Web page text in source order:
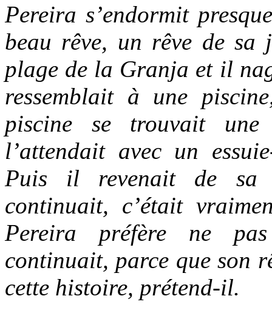
Pereira s’endormit
beau rêve, un rêve de sa
plage de la Granja et il
ressemblait à une
piscine se trouvait
l’attendait avec un
Puis il revenait de sa
continuait, c’était
Pereira préfère ne
continuait, parce que son
cette histoire, prétend-il.